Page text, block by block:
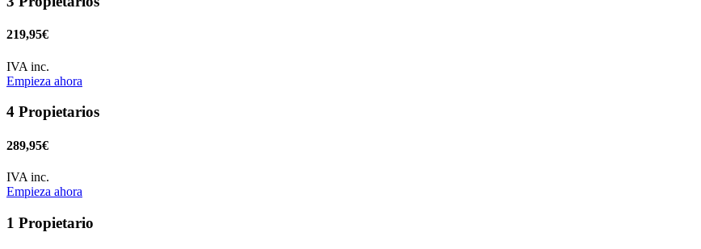
219,95€
IVA inc.
Empieza ahora
4 Propietarios
289,95€
IVA inc.
Empieza ahora
1 Propietario